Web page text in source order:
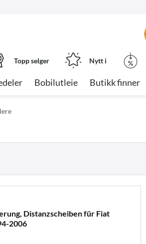
Topp selger Nytt i
Bobilutleie Butikk finner
Distanzscheiben für Fiat
2006